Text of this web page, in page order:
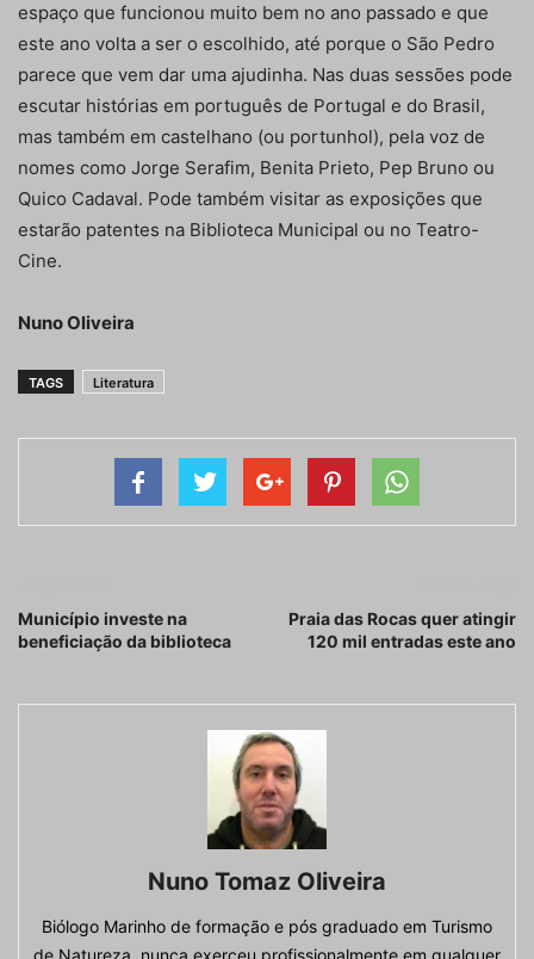
espaço que funcionou muito bem no ano passado e que
este ano volta a ser o escolhido, até porque o São Pedro
parece que vem dar uma ajudinha. Nas duas sessões pode
escutar histórias em português de Portugal e do Brasil,
mas também em castelhano (ou portunhol), pela voz de
nomes como Jorge Serafim, Benita Prieto, Pep Bruno ou
Quico Cadaval. Pode também visitar as exposições que
estarão patentes na Biblioteca Municipal ou no Teatro-
Cine.
Nuno Oliveira
TAGS Literatura
Município investe na
beneficiação da biblioteca
Praia das Rocas quer atingir
120 mil entradas este ano
Nuno Tomaz Oliveira
Biólogo Marinho de formação e pós graduado em Turismo